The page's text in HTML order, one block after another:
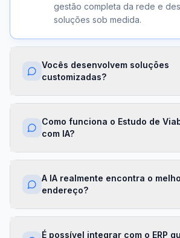
gestão completa da rede e
soluções sob medida.
Vocês desenvolvem soluções
customizadas?
Sim. Além dos módulos
algoritmos proprietários e APIs
sua franqueadora.
Como funciona o Estudo de
com IA?
Nossa IA cruza dados de
financeiras para gerar um
por região. Você recebe um
com recomendações em
A IA realmente encontra o
endereço?
Sim. O módulo de
É possível integrar com o ERP